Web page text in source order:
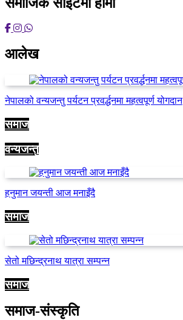
आलेख
नेपालको वन्यजन्तु पर्यटन प्रवर्द्धनमा महत्वपूर्ण योगदान
समाज
वन्यजन्तु
हनुमान जयन्ती आज मनाइँदै
समाज
सेतो मछिन्द्रनाथ यात्रा सम्पन्न
समाज
समाज-संस्कृति